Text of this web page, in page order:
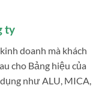
ty
doanh mà khách
cho Bảng hiệu của
như ALU, MICA,